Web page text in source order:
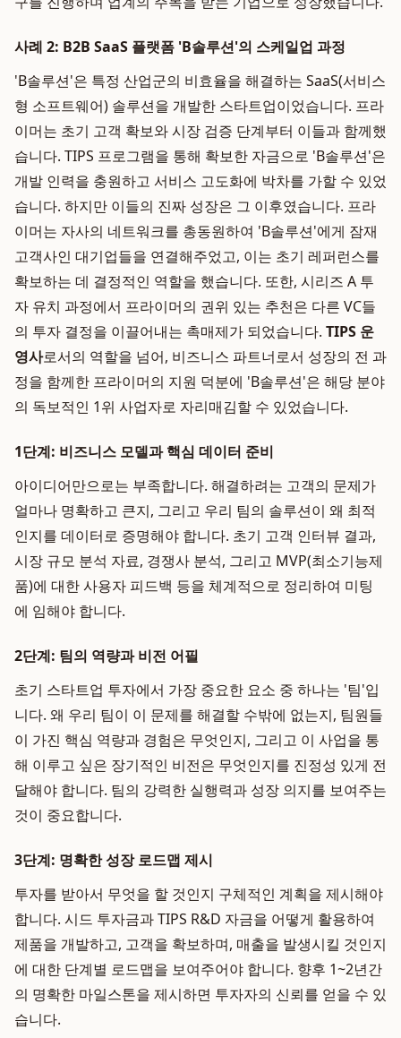
사례 2: B2B SaaS 플랫폼 'B솔루션'의 스케일업 과정
'B솔루션'은 특정 산업군의 비효율을 해결하는 SaaS(서비스
형 소프트웨어) 솔루션을 개발한 스타트업이었습니다. 프라
이머는 초기 고객 확보와 시장 검증 단계부터 이들과 함께했
습니다. TIPS 프로그램을 통해 확보한 자금으로 'B솔루션'은
개발 인력을 충원하고 서비스 고도화에 박차를 가할 수 있었
습니다. 하지만 이들의 진짜 성장은 그 이후였습니다. 프라
이머는 자사의 네트워크를 총동원하여 'B솔루션'에게 잠재
고객사인 대기업들을 연결해주었고, 이는 초기 레퍼런스를
확보하는 데 결정적인 역할을 했습니다. 또한, 시리즈 A 투
자 유치 과정에서 프라이머의 권위 있는 추천은 다른 VC들
의 투자 결정을 이끌어내는 촉매제가 되었습니다. TIPS 운
영사로서의 역할을 넘어, 비즈니스 파트너로서 성장의 전 과
정을 함께한 프라이머의 지원 덕분에 'B솔루션'은 해당 분야
의 독보적인 1위 사업자로 자리매김할 수 있었습니다.
1단계: 비즈니스 모델과 핵심 데이터 준비
아이디어만으로는 부족합니다. 해결하려는 고객의 문제가
얼마나 명확하고 큰지, 그리고 우리 팀의 솔루션이 왜 최적
인지를 데이터로 증명해야 합니다. 초기 고객 인터뷰 결과,
시장 규모 분석 자료, 경쟁사 분석, 그리고 MVP(최소기능제
품)에 대한 사용자 피드백 등을 체계적으로 정리하여 미팅
에 임해야 합니다.
2단계: 팀의 역량과 비전 어필
초기 스타트업 투자에서 가장 중요한 요소 중 하나는 '팀'입
니다. 왜 우리 팀이 이 문제를 해결할 수밖에 없는지, 팀원들
이 가진 핵심 역량과 경험은 무엇인지, 그리고 이 사업을 통
해 이루고 싶은 장기적인 비전은 무엇인지를 진정성 있게 전
달해야 합니다. 팀의 강력한 실행력과 성장 의지를 보여주는
것이 중요합니다.
3단계: 명확한 성장 로드맵 제시
투자를 받아서 무엇을 할 것인지 구체적인 계획을 제시해야
합니다. 시드 투자금과 TIPS R&D 자금을 어떻게 활용하여
제품을 개발하고, 고객을 확보하며, 매출을 발생시킬 것인지
에 대한 단계별 로드맵을 보여주어야 합니다. 향후 1~2년간
의 명확한 마일스톤을 제시하면 투자자의 신뢰를 얻을 수 있
습니다.